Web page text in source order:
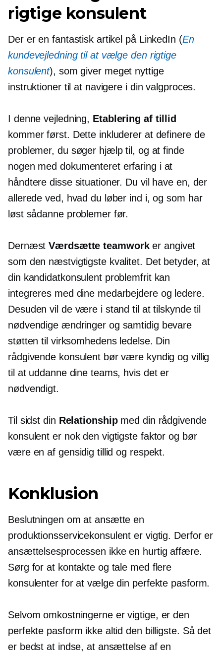
rigtige konsulent
Der er en fantastisk artikel på LinkedIn (En
kundevejledning til at vælge den rigtige
konsulent), som giver meget nyttige
instruktioner til at navigere i din valgproces.
I denne vejledning, Etablering af tillid
kommer først. Dette inkluderer at definere de
problemer, du søger hjælp til, og at finde
nogen med dokumenteret erfaring i at
håndtere disse situationer. Du vil have en, der
allerede ved, hvad du løber ind i, og som har
løst sådanne problemer før.
DernæstVærdsætte teamworker angivet
som den næstvigtigste kvalitet. Det betyder, at
din kandidatkonsulent problemfrit kan
integreres med dine medarbejdere og ledere.
Desuden vil de være i stand til at tilskynde til
nødvendige ændringer og samtidig bevare
støtten til virksomhedens ledelse. Din
rådgivende konsulent bør være kyndig og villig
til at uddanne dine teams, hvis det er
nødvendigt.
Til sidst din Relationshipmed din rådgivende
konsulent er nok den vigtigste faktor og bør
være en af ​​gensidig tillid og respekt.
Konklusion
Beslutningen om at ansætte en
produktionsservicekonsulent er vigtig. Derfor er
ansættelsesprocessen ikke en hurtig affære.
Sørg for at kontakte og tale med flere
konsulenter for at vælge din perfekte pasform.
Selvom omkostningerne er vigtige, er den
perfekte pasform ikke altid den billigste. Så det
er bedst at indse, at ansættelse af en